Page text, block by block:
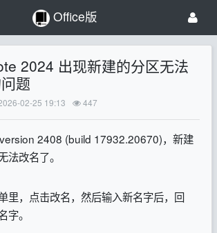
Office版
2024 出现新建的分区无法
题
02-25 19:13 447
2408 (build 17932.20670)，新建
法改名了。
里，点击改名，然后输入新名字后，回
字。